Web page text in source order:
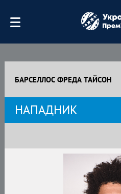
БАРСЕЛЛОС ФРЕДА ТАЙСОН
НАПАДНИК